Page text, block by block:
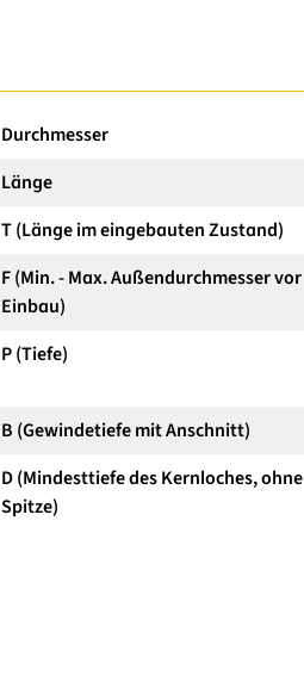
Durchmesser
Länge
T (Länge im eingebauten Zustand)
F (Min. - Max. Außendurchmesser vor
Einbau)
P (Tiefe)
B (Gewindetiefe mit Anschnitt)
D (Mindesttiefe des Kernloches, ohne
Spitze)